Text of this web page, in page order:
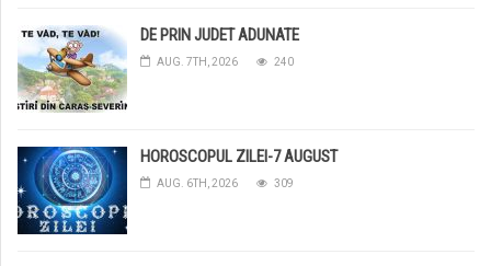
DE PRIN JUDET ADUNATE
AUG. 7TH, 2026 240
HOROSCOPUL ZILEI-7 AUGUST
AUG. 6TH, 2026 309